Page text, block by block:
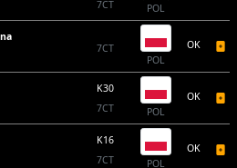
7CT
POL
7CT
POL
OK
K30
7CT
POL
OK
K16
7CT
POL
OK